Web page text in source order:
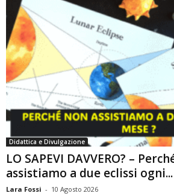
Didattica e Divulgazione
LO SAPEVI DAVVERO? –
assistiamo a due eclissi ogni...
Lara Fossi - 10 Agosto 2026